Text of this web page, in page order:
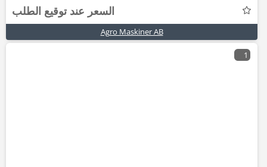
السعر عند توقيع الطلب
Agro Maskiner AB
1